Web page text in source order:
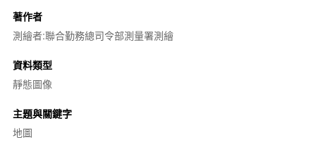
著作者
測繪者:聯合勤務總司令部測量署測繪
資料類型
靜態圖像
主題與關鍵字
地圖